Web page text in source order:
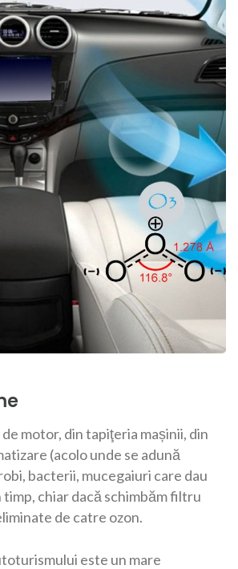
motor, din tapiţeria mașinii, din
(acolo unde se adună
bacterii, mucegaiuri care dau
timp, chiar dacă schimbăm filtru
de catre ozon.
este un mare